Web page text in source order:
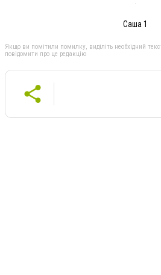
Саша 1
Якщо ви помітили помилку, виділіть необхідний
повідомити про це редакцію